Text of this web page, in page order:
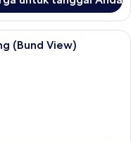
LCD 42-inci dengan saluran
(Bund View)